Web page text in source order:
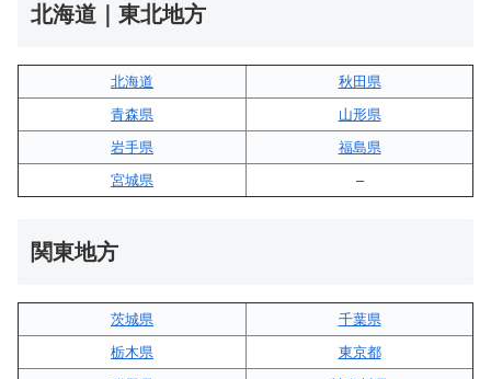
北海道｜東北地方
北海道
秋田県
青森県
山形県
岩手県
福島県
宮城県
–
関東地方
茨城県
千葉県
栃木県
東京都